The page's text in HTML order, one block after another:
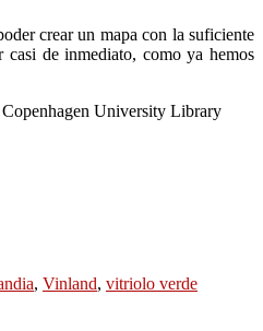
crear un mapa con la suficiente
de inmediato, como ya hemos
University Library
, Vinland, vitriolo verde